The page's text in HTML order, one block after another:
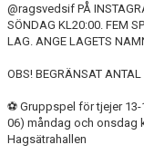
AVGIFTER
PARTNERSKAP &
@ragsvedsif PÅ
SÖNDAG KL20:00. FEM
LAG. ANGE LAGETS
OBS! BEGRÄNSAT ANTAL
⚽️ Gruppspel för tjejer
06) måndag och onsdag
Hagsätrahallen